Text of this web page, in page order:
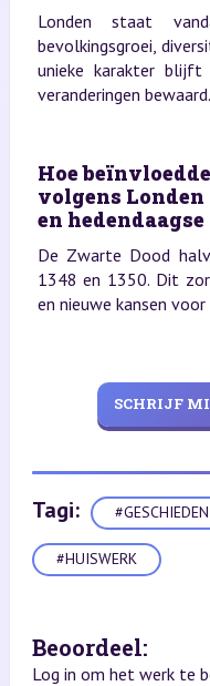
Londen staat
bevolkingsgroei,
unieke karakter blijft
veranderingen bewaard.
Hoe
volgens
en
De Zwarte Dood
1348 en 1350. Dit
en nieuwe kansen
SCHRIJF
Tagi:
#HUISWERK
Beoordeel:
Log in om het werk te